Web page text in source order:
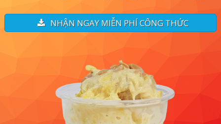
NHẬN NGAY MIỄN PHÍ CÔNG THỨC